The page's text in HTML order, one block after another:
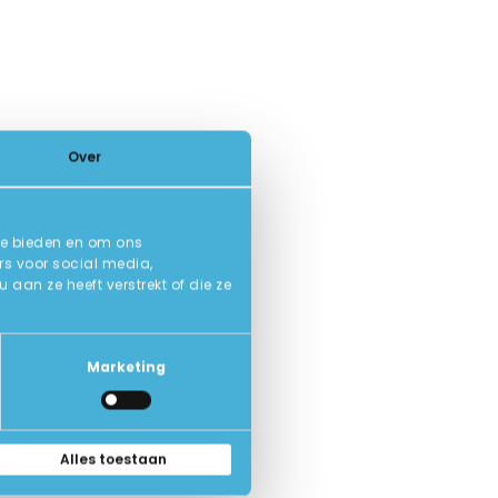
Over
bieden en om ons
voor social media,
aan ze heeft verstrekt of die ze
Marketing
Alles toestaan